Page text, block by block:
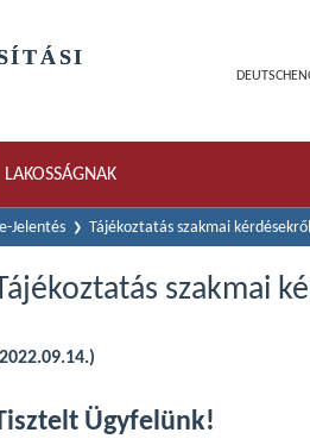
DEUTSCH
LAKOSSÁGNAK
e-Jelentés Tájékoztatás szakmai kérdésekről
Tájékoztatás szakmai
Ügyfelünk!